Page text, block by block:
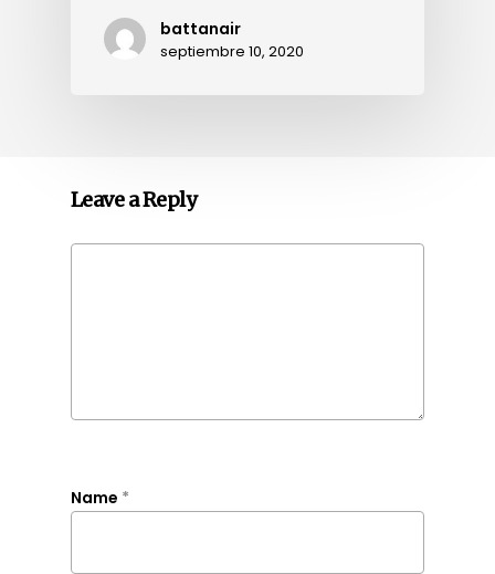
battanair
septiembre 10, 2020
Leave a Reply
Name *